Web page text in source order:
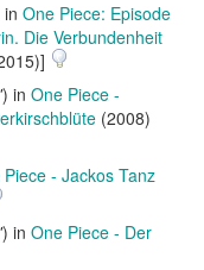
in One Piece: Episode
Die Verbundenheit
) in One Piece -
(2008)
- Jackos Tanz
) in One Piece - Der